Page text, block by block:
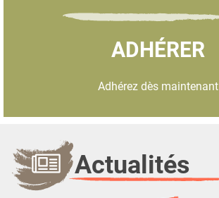
ADHÉRER
Adhérez dès maintenant
Actualités